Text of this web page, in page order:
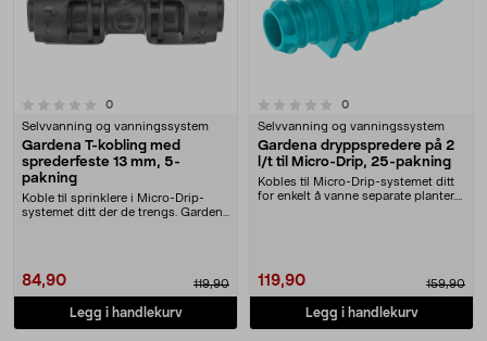
0anmeldelser
Selvvanning og vanningssystem
Gardena T-kobling med
sprederfeste 13 mm, 5-
pakning
Koble til sprinklere i Micro-Drip-
systemet ditt der de trengs. Gardena
84,90 119,90
Legg i handlekurv
0.0 av 5 stjerner 0anmeldelser
Selvvanning og vanningssystem
Gardena dryppspredere på 2
l/t til Micro-Drip, 25-pakning
Kobles til Micro-Drip-systemet ditt
for enkelt å vanne separate planter.
119,90 159,90
Legg i handlekurv